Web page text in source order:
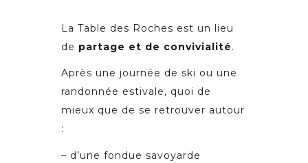
La Table des Roches est un lieu
de partage et de convivialité.
Après une journée de ski ou une
randonnée estivale, quoi de
mieux que de se retrouver autour
:
– d’une fondue savoyarde